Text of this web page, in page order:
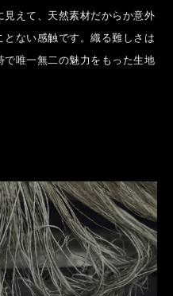
えて、天然素材だからか意外
ない感触です。織る難しさは
唯一無二の魅力をもった生地